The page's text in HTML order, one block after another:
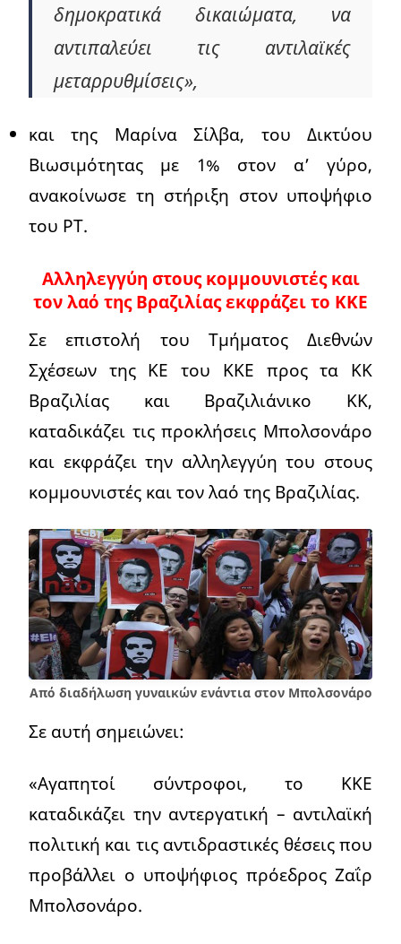
δημοκρατικά δικαιώματα, να
αντιπαλεύει τις αντιλαϊκές
μεταρρυθμίσεις»,
και της Μαρίνα Σίλβα, του Δικτύου
Βιωσιμότητας με 1% στον α’ γύρο,
ανακοίνωσε τη στήριξη στον υποψήφιο
του ΡΤ.
Αλληλεγγύη στους κομμουνιστές και
τον λαό της Βραζιλίας εκφράζει το ΚΚΕ
Σε επιστολή του Τμήματος Διεθνών
Σχέσεων της ΚΕ του ΚΚΕ προς τα ΚΚ
Βραζιλίας και Βραζιλιάνικο ΚΚ,
καταδικάζει τις προκλήσεις Μπολσονάρο
και εκφράζει την αλληλεγγύη του στους
κομμουνιστές και τον λαό της Βραζιλίας.
Από διαδήλωση γυναικών ενάντια στον Μπολσονάρο
Σε αυτή σημειώνει:
«Αγαπητοί σύντροφοι, το ΚΚΕ
καταδικάζει την αντεργατική – αντιλαϊκή
πολιτική και τις αντιδραστικές θέσεις που
προβάλλει ο υποψήφιος πρόεδρος Ζαΐρ
Μπολσονάρο.